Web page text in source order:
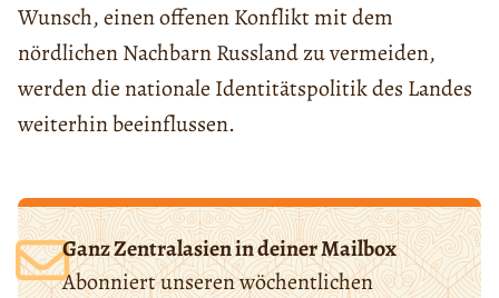
Wunsch, einen offenen Konflikt mit dem
nördlichen Nachbarn Russland zu vermeiden,
werden die nationale Identitätspolitik des Landes
weiterhin beeinflussen.
Ganz Zentralasien in deiner Mailbox
Abonniert unseren wöchentlichen